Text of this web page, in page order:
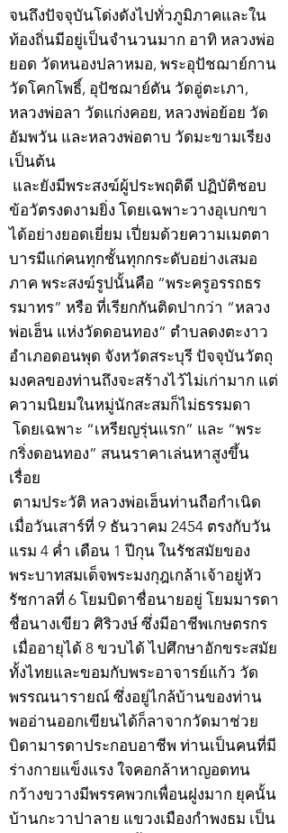
จนถึงปัจจุบันโด่งดังไปทั่วภูมิภาคและใน
ท้องถิ่นมีอยู่เป็นจำนวนมาก อาทิ หลวงพ่อ
ยอด วัดหนองปลาหมอ, พระอุปัชฌาย์กาน
วัดโคกโพธิ์, อุปัชฌาย์ตัน วัดอู่ตะเภา,
หลวงพ่อลา วัดแก่งคอย, หลวงพ่อย้อย วัด
อัมพวัน และหลวงพ่อตาบ วัดมะขามเรียง
เป็นต้น
และยังมีพระสงฆ์ผู้ประพฤติดี ปฏิบัติชอบ
ข้อวัตรงดงามยิ่ง โดยเฉพาะวางอุเบกขา
ได้อย่างยอดเยี่ยม เปี่ยมด้วยความเมตตา
บารมีแก่คนทุกชั้นทุกกระดับอย่างเสมอ
ภาค พระสงฆ์รูปนั้นคือ “พระครูอรรถธร
รมาทร” หรือ ที่เรียกกันติดปากว่า “หลวง
พ่อเฮ็น แห่งวัดดอนทอง” ตำบลดงตะงาว
อำเภอดอนพุด จังหวัดสระบุรี ปัจจุบันวัตถุ
มงคลของท่านถึงจะสร้างไว้ไม่เก่ามาก แต่
ความนิยมในหมู่นักสะสมก็ไม่ธรรมดา
โดยเฉพาะ “เหรียญรุ่นแรก” และ “พระ
กริ่งดอนทอง” สนนราคาเล่นหาสูงขึ้น
เรื่อย
ตามประวัติ หลวงพ่อเฮ็นท่านถือกำเนิด
เมื่อวันเสาร์ที่ 9 ธันวาคม 2454 ตรงกับวัน
แรม 4 ค่ำ เดือน 1 ปีกุน ในรัชสมัยของ
พระบาทสมเด็จพระมงกุฎเกล้าเจ้าอยู่หัว
รัชกาลที่ 6 โยมบิดาชื่อนายอยู่ โยมมารดา
ชื่อนางเขียว ศิริวงษ์ ซึ่งมีอาชีพเกษตรกร
เมื่ออายุได้ 8 ขวบได้ ไปศึกษาอักขระสมัย
ทั้งไทยและขอมกับพระอาจารย์แก้ว วัด
พรรณนารายณ์ ซึ่งอยู่ไกล้บ้านของท่าน
พออ่านออกเขียนได้ก็ลาจากวัดมาช่วย
บิดามารดาประกอบอาชีพ ท่านเป็นคนที่มี
ร่างกายแข็งแรง ใจคอกล้าหาญอดทน
กว้างขวางมีพรรคพวกเพื่อนฝูงมาก ยุคนั้น
บ้านกะวาปาลาย แขวงเมืองกำพงธม เป็น